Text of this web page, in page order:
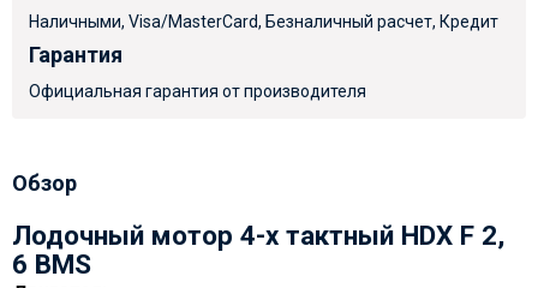
Наличными, Visa/MasterCard, Безналичный расчет, Кредит
Гарантия
Официальная гарантия от производителя
Обзор
Лодочный мотор 4-х тактный HDX F 2,
6 BMS